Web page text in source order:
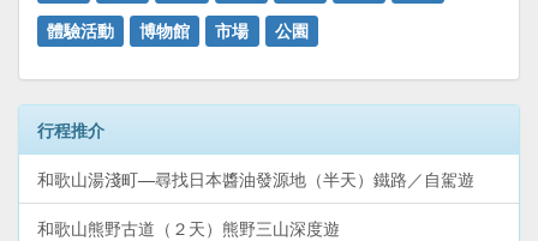
體驗活動
博物館 市場 公園
行程推介
和歌山湯淺町—尋找日本醬油發源地（半天）鐵路／自駕遊
和歌山熊野古道（２天）熊野三山深度遊